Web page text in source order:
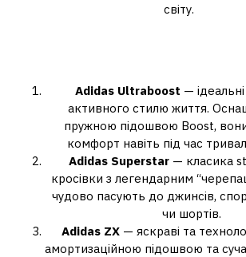
світу.
Adidas Ultraboost —
активного стилю життя.
пружною підошвою Boost,
комфорт навіть під час
Adidas Superstar— класика
кросівки з легендарним
чудово пасують до джинсів,
чи шортів.
Adidas ZX— яскраві та
амортизаційною підошвою та